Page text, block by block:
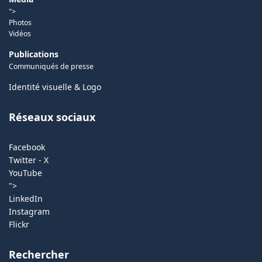
">
Photos
Vidéos
Publications
Communiqués de presse
Identité visuelle & Logo
Réseaux sociaux
Facebook
Twitter - X
YouTube
">
LinkedIn
Instagram
Flickr
Rechercher